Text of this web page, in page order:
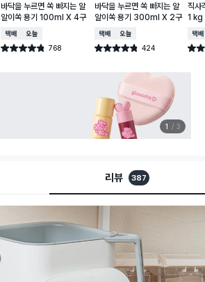
바닥을 누르면 쏙 빠지는 알
알이쏙 용기 100ml X 4구
택배배송오늘배송
별점 4.8점 768
건 작성
바닥을 누르면 쏙 빠지는 알
알이쏙 용기 300ml X 2구
택배배송오늘배송
별점 4.8점 424
건 작성
직사
1 kg
택배
별점
1 3
리뷰 387